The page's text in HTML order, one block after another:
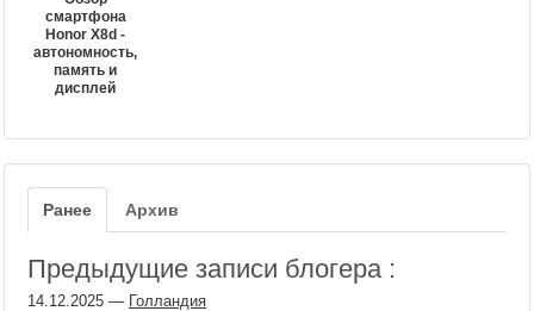
смартфона
Honor X8d -
автономность,
память и
дисплей
Ранее Архив
Предыдущие записи блогера :
14.12.2025 — Голландия